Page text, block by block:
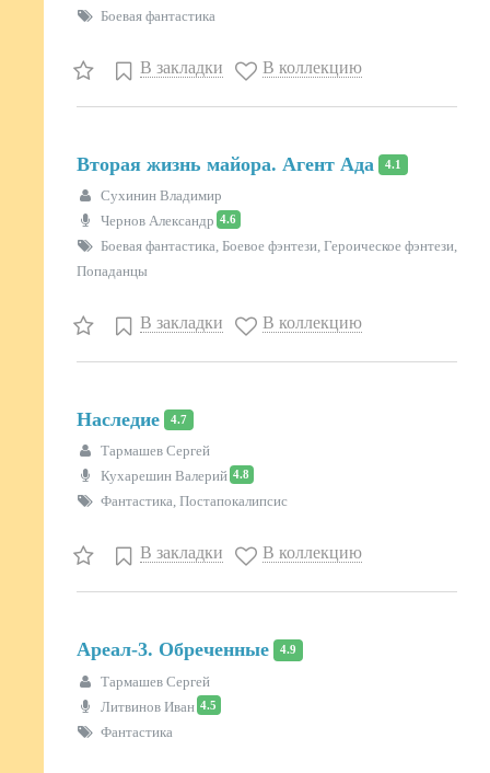
Боевая фантастика
В закладки В коллекцию
Вторая жизнь майора. Агент Ада 4.1
Сухинин Владимир
Чернов Александр 4.6
Боевая фантастика, Боевое фэнтези, Героическое фэнтези,
Попаданцы
В закладки В коллекцию
Наследие 4.7
Тармашев Сергей
Кухарешин Валерий 4.8
Фантастика, Постапокалипсис
В закладки В коллекцию
Ареал-3. Обреченные 4.9
Тармашев Сергей
Литвинов Иван 4.5
Фантастика